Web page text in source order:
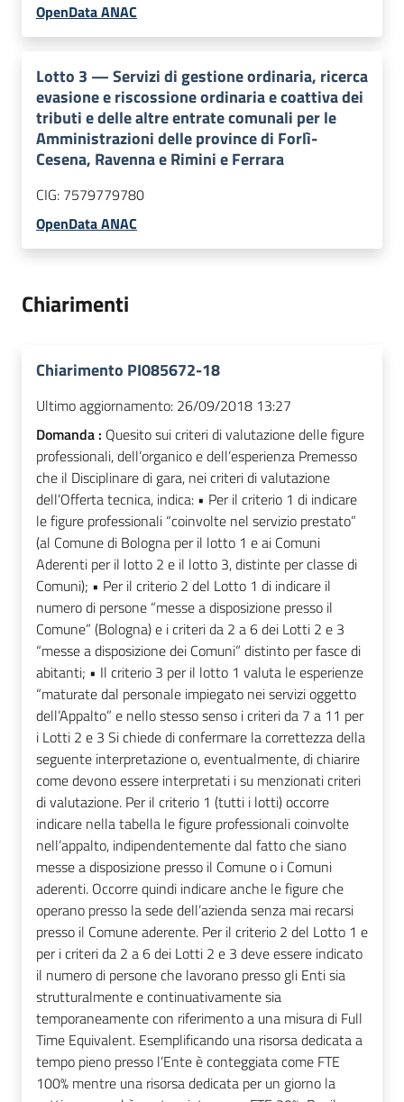
OpenData ANAC
Lotto 3 —Servizi di gestione ordinaria, ricerca
evasione e riscossione ordinaria e coattiva dei
tributi e delle altre entrate comunali per le
Amministrazioni delle province di Forlì-
Cesena, Ravenna e Rimini e Ferrara
CIG: 7579779780
OpenData ANAC
Chiarimenti
Chiarimento PI085672-18
Ultimo aggiornamento: 26/09/2018 13:27
Domanda : Quesito sui criteri di valutazione delle figure
professionali, dell’organico e dell’esperienza Premesso
che il Disciplinare di gara, nei criteri di valutazione
dell’Offerta tecnica, indica: • Per il criterio 1 di indicare
le figure professionali “coinvolte nel servizio prestato”
(al Comune di Bologna per il lotto 1 e ai Comuni
Aderenti per il lotto 2 e il lotto 3, distinte per classe di
Comuni); • Per il criterio 2 del Lotto 1 di indicare il
numero di persone “messe a disposizione presso il
Comune” (Bologna) e i criteri da 2 a 6 dei Lotti 2 e 3
“messe a disposizione dei Comuni” distinto per fasce di
abitanti; • Il criterio 3 per il lotto 1 valuta le esperienze
“maturate dal personale impiegato nei servizi oggetto
dell’Appalto” e nello stesso senso i criteri da 7 a 11 per
i Lotti 2 e 3 Si chiede di confermare la correttezza della
seguente interpretazione o, eventualmente, di chiarire
come devono essere interpretati i su menzionati criteri
di valutazione. Per il criterio 1 (tutti i lotti) occorre
indicare nella tabella le figure professionali coinvolte
nell’appalto, indipendentemente dal fatto che siano
messe a disposizione presso il Comune o i Comuni
aderenti. Occorre quindi indicare anche le figure che
operano presso la sede dell’azienda senza mai recarsi
presso il Comune aderente. Per il criterio 2 del Lotto 1 e
per i criteri da 2 a 6 dei Lotti 2 e 3 deve essere indicato
il numero di persone che lavorano presso gli Enti sia
strutturalmente e continuativamente sia
temporaneamente con riferimento a una misura di Full
Time Equivalent. Esemplificando una risorsa dedicata a
tempo pieno presso l’Ente è conteggiata come FTE
100% mentre una risorsa dedicata per un giorno la